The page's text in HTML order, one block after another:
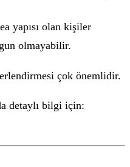
yapısı olan kişiler
olmayabilir.
çok önemlidir.
detaylı bilgi için: